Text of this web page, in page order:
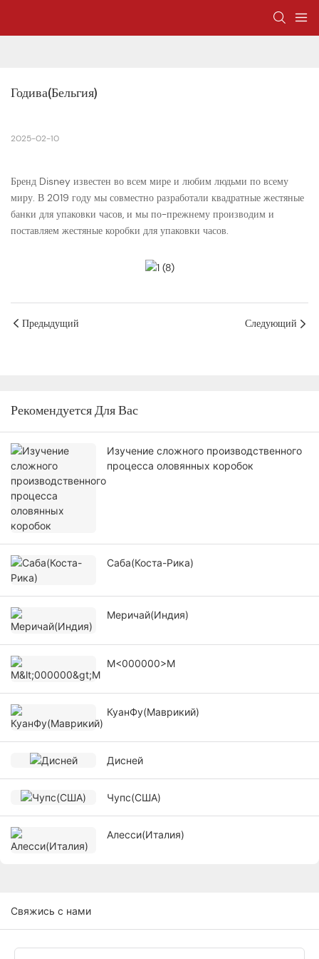
Годива(Бельгия)
2025-02-10
Бренд Disney известен во всем мире и любим людьми по всему
миру. В 2019 году мы совместно разработали квадратные жестяные
банки для упаковки часов, и мы по-прежнему производим и
поставляем жестяные коробки для упаковки часов.
Предыдущий Следующий
Рекомендуется Для Вас
Изучение сложного производственного
процесса оловянных коробок
Саба(Коста-Рика)
Меричай(Индия)
М<000000>М
КуанФу(Маврикий)
Дисней
Чупс(США)
Алесси(Италия)
Свяжись с нами